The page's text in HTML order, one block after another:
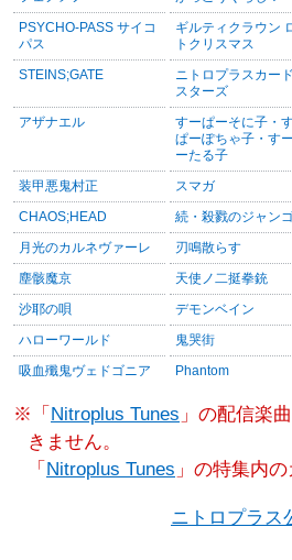
PSYCHO-PASS サイコ
パス
ギルティクラウン
トクリスマス
STEINS;GATE
ニトロプラスカー
スターズ
アザナエル
すーぱーそに子・
ぱーぽちゃ子・す
ーたる子
装甲悪鬼村正 スマガ
CHAOS;HEAD 続・殺戮のジャン
月光のカルネヴァーレ 刃鳴散らす
塵骸魔京 天使ノ二挺拳銃
沙耶の唄 デモンベイン
ハローワールド 鬼哭街
吸血殲鬼ヴェドゴニア Phantom
※「 Nitroplus Tunes 」の配信楽
きません。
「 Nitroplus Tunes 」の特集内
ニトロプラス